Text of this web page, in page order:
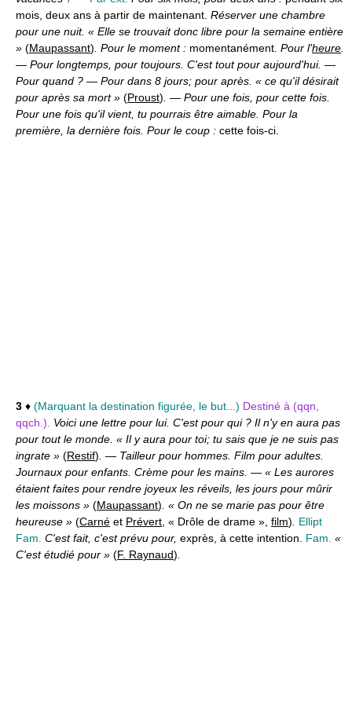
mois, deux ans à partir de maintenant. Réserver une chambre
pour une nuit. « Elle se trouvait donc libre pour la semaine entière
» (Maupassant). Pour le moment : momentanément. Pour l'heure.
— Pour longtemps, pour toujours. C'est tout pour aujourd'hui. —
Pour quand ? — Pour dans 8 jours; pour après. « ce qu'il désirait
pour après sa mort » (Proust). — Pour une fois, pour cette fois.
Pour une fois qu'il vient, tu pourrais être aimable. Pour la
première, la dernière fois. Pour le coup : cette fois-ci.
3 ♦ (Marquant la destination figurée, le but...) Destiné à (qqn,
qqch.). Voici une lettre pour lui. C'est pour qui ? Il n'y en aura pas
pour tout le monde. « Il y aura pour toi; tu sais que je ne suis pas
ingrate » (Restif). — Tailleur pour hommes. Film pour adultes.
Journaux pour enfants. Crème pour les mains. — « Les aurores
étaient faites pour rendre joyeux les réveils, les jours pour mûrir
les moissons » (Maupassant). « On ne se marie pas pour être
heureuse » (Carné et Prévert, « Drôle de drame », film). Ellipt
Fam. C'est fait, c'est prévu pour, exprès, à cette intention. Fam. «
C'est étudié pour » (F. Raynaud).